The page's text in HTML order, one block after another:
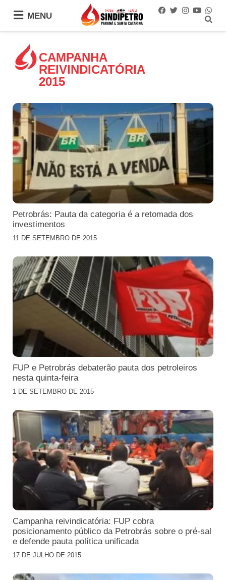
MENU
MENU
CAMPANHA
REIVINDICATÓRIA
2015
Petrobrás: Pauta da categoria é a retomada dos
investimentos
11 DE SETEMBRO DE 2015
FUP e Petrobrás debaterão pauta dos petroleiros
nesta quinta-feira
1 DE SETEMBRO DE 2015
Campanha reivindicatória: FUP cobra
posicionamento público da Petrobrás sobre o pré-sal
e defende pauta política unificada
17 DE JULHO DE 2015